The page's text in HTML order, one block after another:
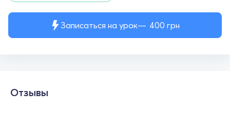
Записаться на урок 400 грн
Отзывы